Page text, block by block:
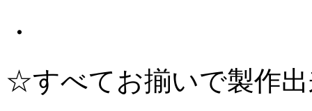
・
☆すべてお揃いで製作